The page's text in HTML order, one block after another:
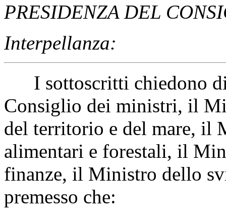
PRESIDENZA DEL
Interpellanza:
I sottoscritti chiedono
Consiglio dei ministri, il
del territorio e del mare, il
alimentari e forestali, il
finanze, il Ministro dello
premesso che: